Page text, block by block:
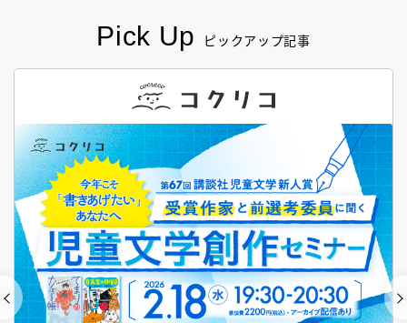
Pick Up ピックアップ記事